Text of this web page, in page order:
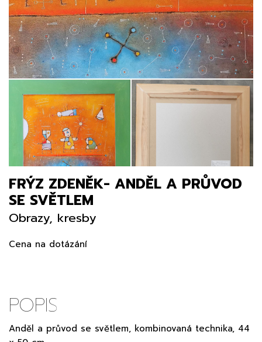
FRÝZ ZDENĚK- ANDĚL A PRŮVOD
SE SVĚTLEM
Obrazy, kresby
Cena na dotázání
POPIS
Anděl a průvod se světlem, kombinovaná technika, 44